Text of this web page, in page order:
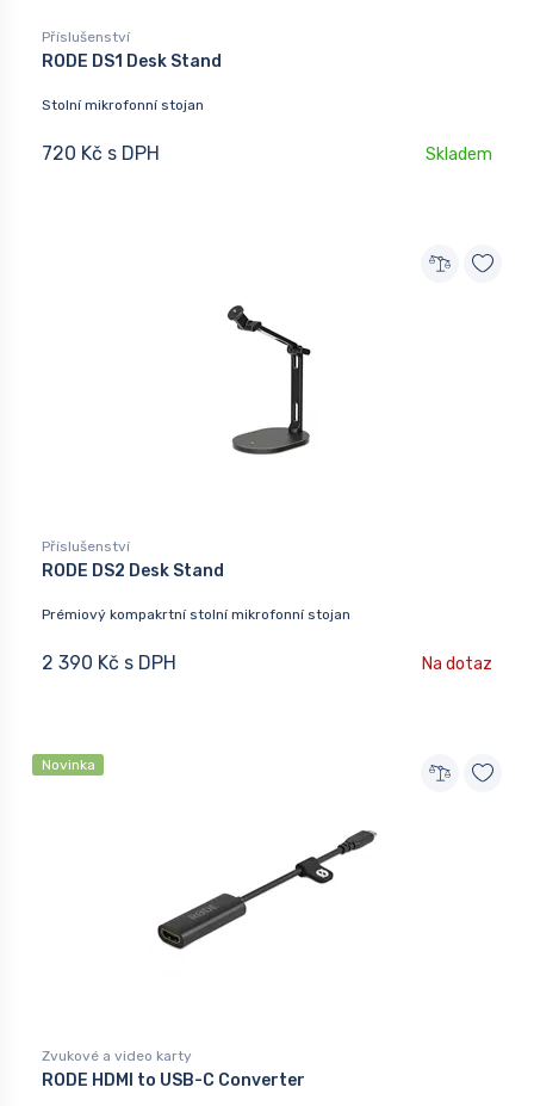
Příslušenství
RODE DS1 Desk Stand
Stolní mikrofonní stojan
720 Kč s DPH Skladem
Příslušenství
RODE DS2 Desk Stand
Prémiový kompakrtní stolní mikrofonní stojan
2 390 Kč s DPH Na dotaz
Novinka
Zvukové a video karty
RODE HDMI to USB-C Converter